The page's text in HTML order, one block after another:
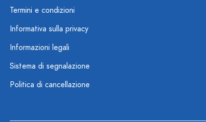
Termini e condizioni
Informativa sulla privacy
Informazioni legali
Sistema di segnalazione
Politica di cancellazione